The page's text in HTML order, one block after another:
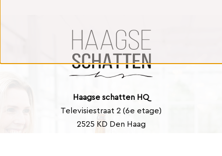
Haagse schatten HQ
Televisiestraat 2 (6e etage)
2525 KD Den Haag